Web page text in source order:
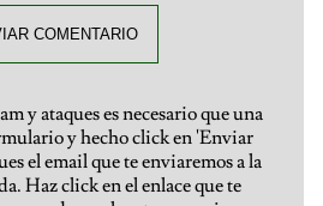
COMENTARIO
y ataques es necesario que una
y hecho click en 'Enviar
el email que te enviaremos a la
Haz click en el enlace que te